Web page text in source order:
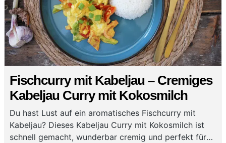
Fischcurry mit Kabeljau – Cremiges
Kabeljau Curry mit Kokosmilch
Du hast Lust auf ein aromatisches Fischcurry mit
Kabeljau? Dieses Kabeljau Curry mit Kokosmilch ist
schnell gemacht, wunderbar cremig und perfekt für